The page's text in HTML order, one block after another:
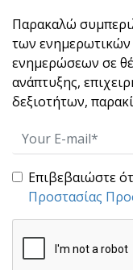
“STOP” :
Πολλές
Παρακαλώ
των ενημερωτικών
ενημερώσεων σε
ανάπτυξης,
δεξιοτήτων,
Επιβεβαιώστε
Προστασίας